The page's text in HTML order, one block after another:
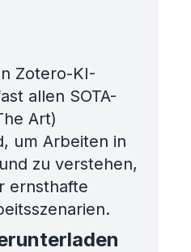
Zotero-KI-
allen SOTA-
Art)
um Arbeiten in
zu verstehen,
ernsthafte